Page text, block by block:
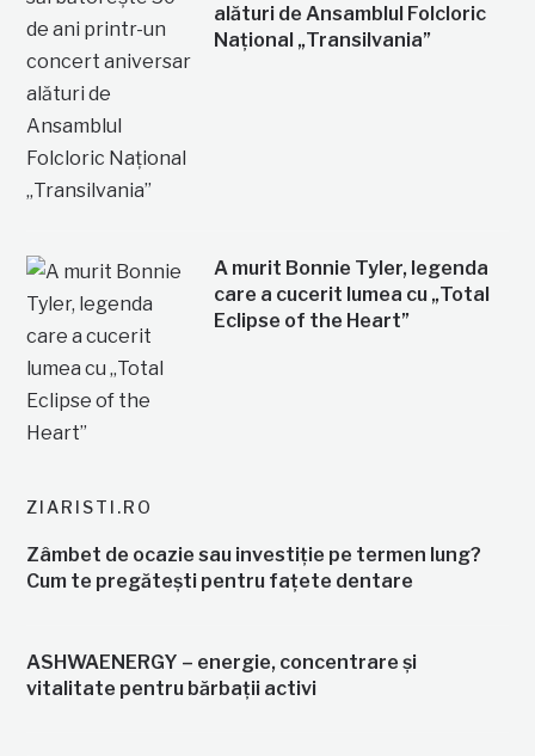
alături de Ansamblul Folcloric
Național „Transilvania”
A murit Bonnie Tyler, legenda
care a cucerit lumea cu „Total
Eclipse of the Heart”
ZIARISTI.RO
Zâmbet de ocazie sau investiție pe termen lung?
Cum te pregătești pentru fațete dentare
ASHWAENERGY – energie, concentrare și
vitalitate pentru bărbații activi